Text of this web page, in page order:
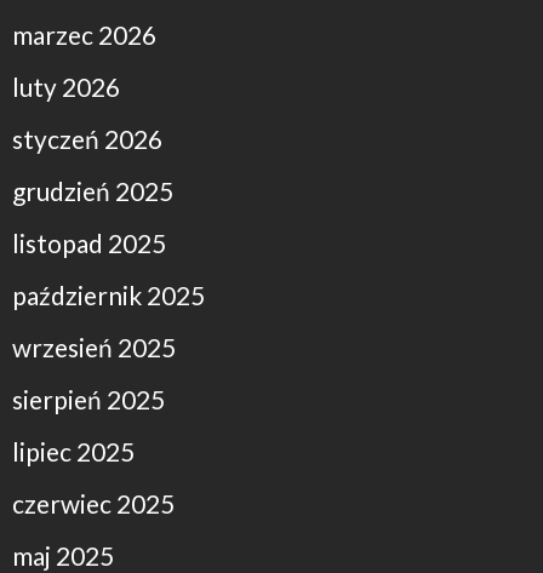
marzec 2026
luty 2026
styczeń 2026
grudzień 2025
listopad 2025
październik 2025
wrzesień 2025
sierpień 2025
lipiec 2025
czerwiec 2025
maj 2025